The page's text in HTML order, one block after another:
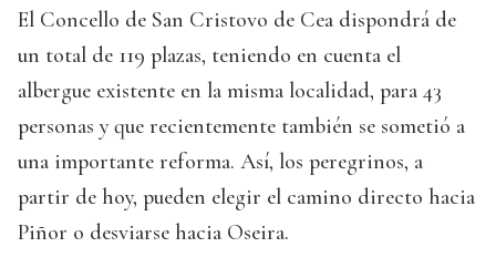
El Concello de San Cristovo de Cea dispondrá de
un total de 119 plazas, teniendo en cuenta el
albergue existente en la misma localidad, para 43
personas y que recientemente también se sometió a
una importante reforma. Así, los peregrinos, a
partir de hoy, pueden elegir el camino directo hacia
Piñor o desviarse hacia Oseira.